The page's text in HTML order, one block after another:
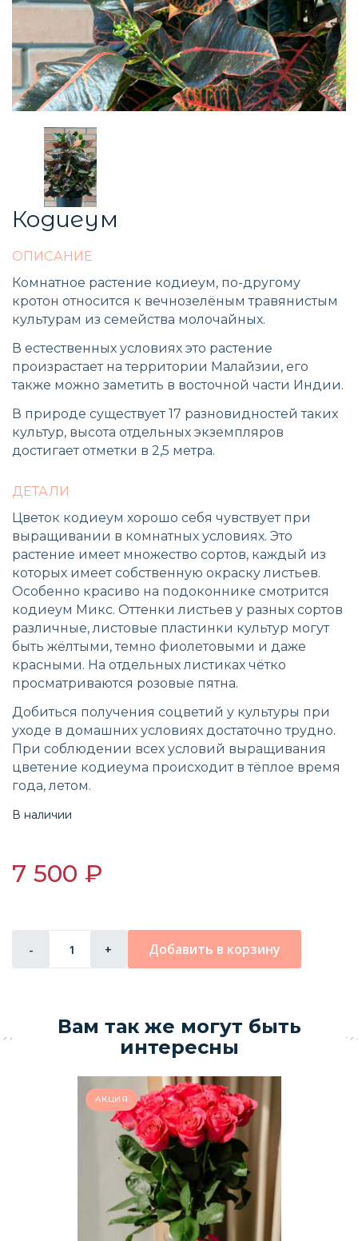
Кодиеум
ОПИСАНИЕ
Комнатное растение кодиеум, по-другому
кротон относится к вечнозелёным травянистым
культурам из семейства молочайных.
В естественных условиях это растение
произрастает на территории Малайзии, его
также можно заметить в восточной части Индии.
В природе существует 17 разновидностей таких
культур, высота отдельных экземпляров
достигает отметки в 2,5 метра.
ДЕТАЛИ
Цветок кодиеум хорошо себя чувствует при
выращивании в комнатных условиях. Это
растение имеет множество сортов, каждый из
которых имеет собственную окраску листьев.
Особенно красиво на подоконнике смотрится
кодиеум Микс. Оттенки листьев у разных сортов
различные, листовые пластинки культур могут
быть жёлтыми, темно фиолетовыми и даже
красными. На отдельных листиках чётко
просматриваются розовые пятна.
Добиться получения соцветий у культуры при
уходе в домашних условиях достаточно трудно.
При соблюдении всех условий выращивания
цветение кодиеума происходит в тёплое время
года, летом.
В наличии
7 500 ₽
- + Добавить в корзину
Вам так же могут быть
интересны
АКЦИЯ